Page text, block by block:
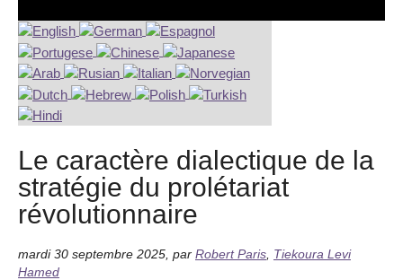
Le caractère dialectique de la
stratégie du prolétariat
révolutionnaire
mardi 30 septembre 2025 par Robert Paris Tiekoura Levi
Hamed